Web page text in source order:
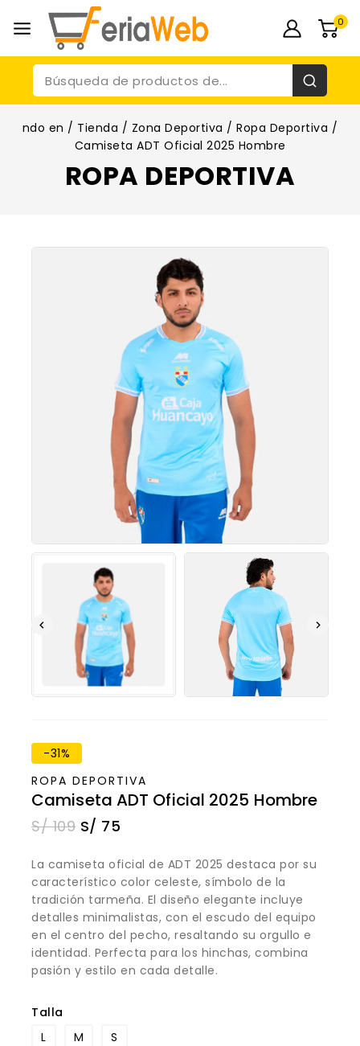
0
ndo en / Tienda / Zona Deportiva / Ropa Deportiva /
Camiseta ADT Oficial 2025 Hombre
ROPA DEPORTIVA
-31%
ROPA DEPORTIVA
Camiseta ADT Oficial 2025 Hombre
S/109 S/ 75
La camiseta oficial de ADT 2025 destaca por su
característico color celeste, símbolo de la
tradición tarmeña. El diseño elegante incluye
detalles minimalistas, con el escudo del equipo
en el centro del pecho, resaltando su orgullo e
identidad. Perfecta para los hinchas, combina
pasión y estilo en cada detalle.
Talla
L
M S